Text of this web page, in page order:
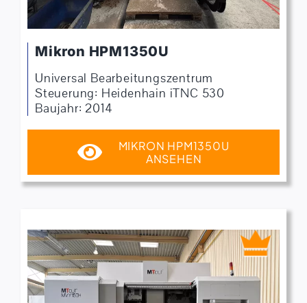
Mikron HPM1350U
Universal Bearbeitungszentrum
Steuerung: Heidenhain iTNC 530
Baujahr: 2014
MIKRON HPM1350U
ANSEHEN